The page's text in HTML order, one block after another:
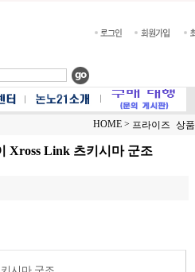
HOME > 프라이즈 상품
Xross Link 츠키시마 군조